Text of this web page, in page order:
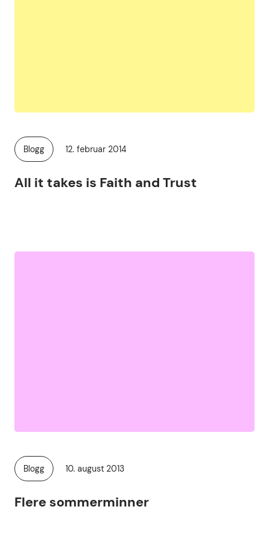
All it takes is Faith and Trust
Kategori:
Blogg Publisert
12. februar 2014
Flere sommerminner
Kategori:
Blogg Publisert
10. august 2013